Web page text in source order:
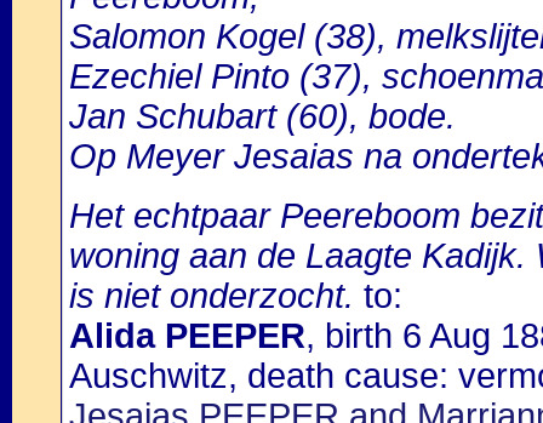
Salomon Kogel (38),
Ezechiel Pinto (37),
Jan Schubart (60), bode.
Op Meyer Jesaias na
Het echtpaar Peereboom
woning aan de Laagte
is niet onderzocht. to:
Alida PEEPER, birth 6 Aug
Auschwitz, death cause: